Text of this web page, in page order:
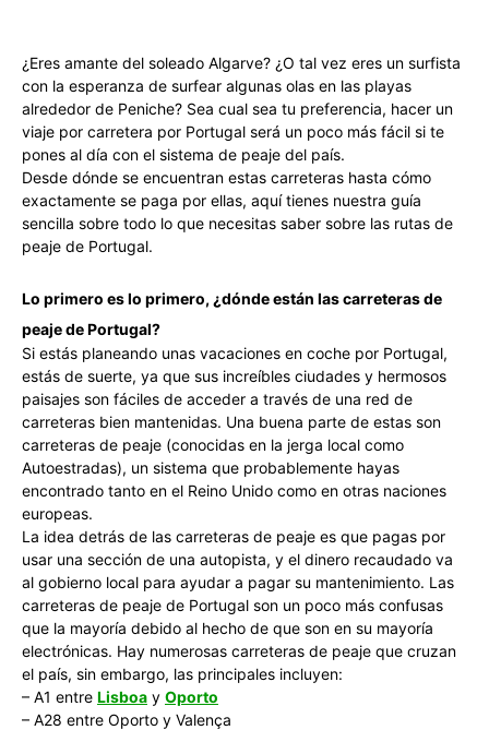
¿Eres amante del soleado Algarve? ¿O tal vez eres un surfista
con la esperanza de surfear algunas olas en las playas
alrededor de Peniche? Sea cual sea tu preferencia, hacer un
viaje por carretera por Portugal será un poco más fácil si te
pones al día con el sistema de peaje del país.
Desde dónde se encuentran estas carreteras hasta cómo
exactamente se paga por ellas, aquí tienes nuestra guía
sencilla sobre todo lo que necesitas saber sobre las rutas de
peaje de Portugal.
Lo primero es lo primero, ¿dónde están las carreteras de
peaje de Portugal?
Si estás planeando unas vacaciones en coche por Portugal,
estás de suerte, ya que sus increíbles ciudades y hermosos
paisajes son fáciles de acceder a través de una red de
carreteras bien mantenidas. Una buena parte de estas son
carreteras de peaje (conocidas en la jerga local como
Autoestradas), un sistema que probablemente hayas
encontrado tanto en el Reino Unido como en otras naciones
europeas.
La idea detrás de las carreteras de peaje es que pagas por
usar una sección de una autopista, y el dinero recaudado va
al gobierno local para ayudar a pagar su mantenimiento. Las
carreteras de peaje de Portugal son un poco más confusas
que la mayoría debido al hecho de que son en su mayoría
electrónicas. Hay numerosas carreteras de peaje que cruzan
el país, sin embargo, las principales incluyen:
– A1 entre Lisboa y Oporto
– A28 entre Oporto y Valença